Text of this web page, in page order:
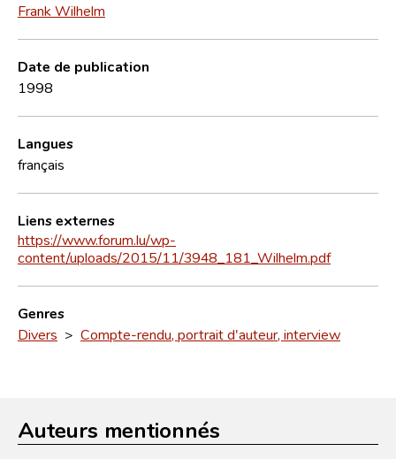
Frank Wilhelm
Date de publication
1998
Langues
français
Liens externes
https://www.forum.lu/wp-
content/uploads/2015/11/3948_181_Wilhelm.pdf
Genres
Divers > Compte-rendu, portrait d'auteur, interview
Auteurs mentionnés